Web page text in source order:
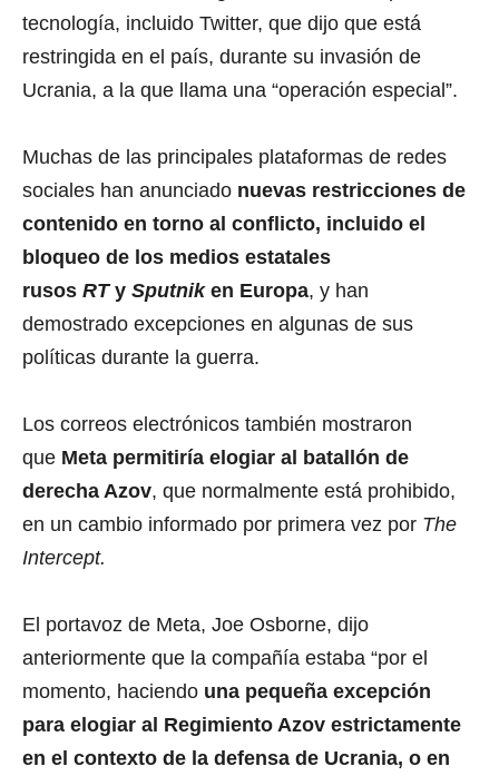
tecnología, incluido Twitter, que dijo que está
restringida en el país, durante su invasión de
Ucrania, a la que llama una “operación especial”.
Muchas de las principales plataformas de redes
sociales han anunciado nuevas restricciones de
contenido en torno al conflicto, incluido el
bloqueo de los medios estatales
rusos RTy Sputniken Europa, y han
demostrado excepciones en algunas de sus
políticas durante la guerra.
Los correos electrónicos también mostraron
que Meta permitiría elogiar al batallón de
derecha Azov, que normalmente está prohibido,
en un cambio informado por primera vez por The
Intercept.
El portavoz de Meta, Joe Osborne, dijo
anteriormente que la compañía estaba “por el
momento, haciendo una pequeña excepción
para elogiar al Regimiento Azov estrictamente
en el contexto de la defensa de Ucrania, o en